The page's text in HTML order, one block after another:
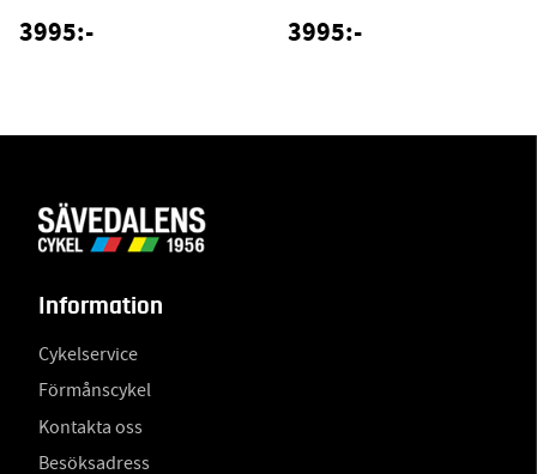
3995:- 3995:-
Information
Cykelservice
Förmånscykel
Kontakta oss
Besöksadress